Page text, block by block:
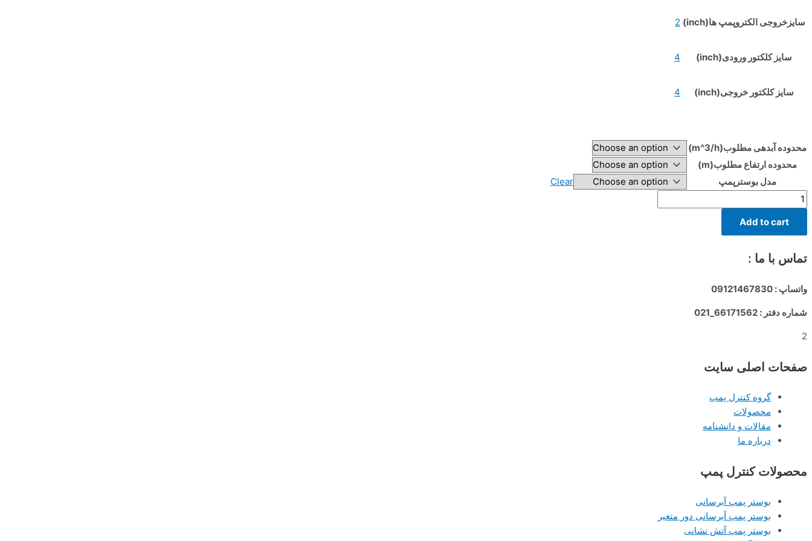
سایزخروجی الکتروپمپ ها(inch) 2
سایز کلکتور ورودی(inch) 4
سایز کلکتور خروجی(inch) 4
محدوده آبدهی مطلوب(m^3/h)
محدوده ارتفاع مطلوب(m)
مدل بوسترپمپ
Clear
بوسترپمپ
دورمتغیر
quantity
Add to cart
تماس با ما :
واتساپ : 09121467830
شماره دفتر : 66171562_021
2
صفحات اصلی سایت
گروه کنترل پمپ
محصولات
مقالات و دانشنامه
درباره ما
محصولات کنترل پمپ
بوستر پمپ آبرسانی
بوستر پمپ آبرسانی دور متغیر
بوستر پمپ آتش نشانی